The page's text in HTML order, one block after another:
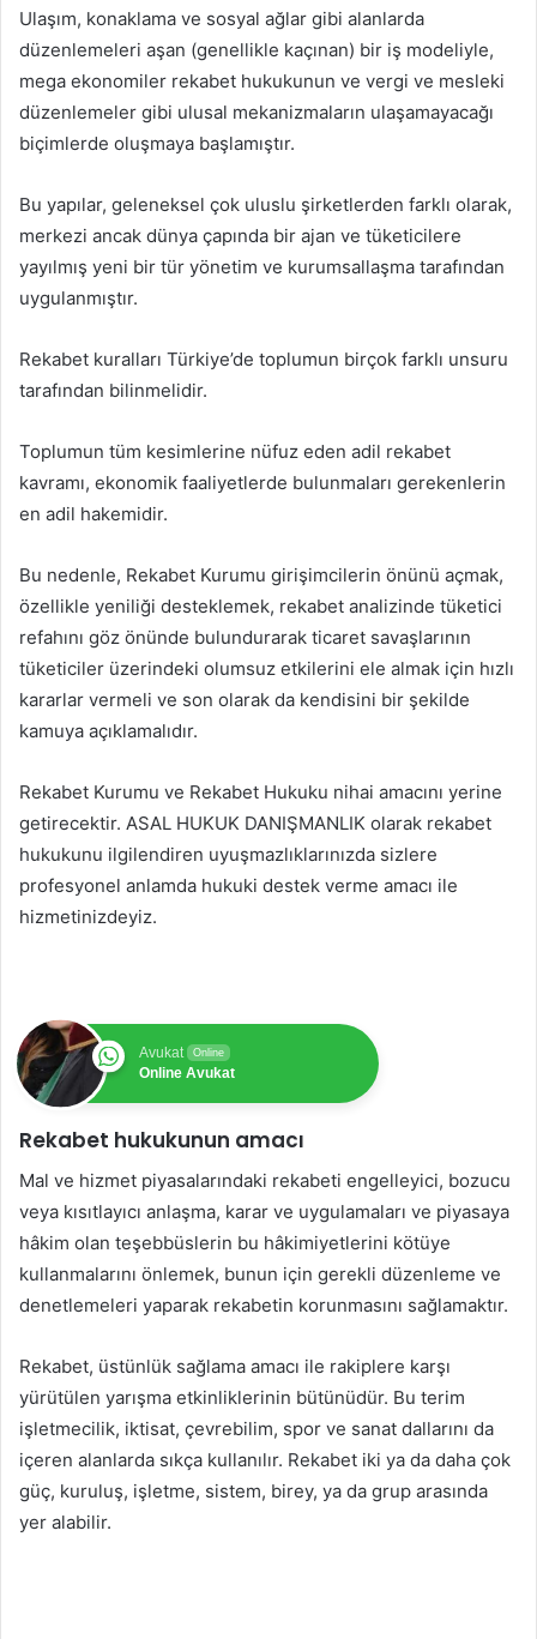
Ulaşım, konaklama ve sosyal ağlar gibi alanlarda
düzenlemeleri aşan (genellikle kaçınan) bir iş modeliyle,
mega ekonomiler rekabet hukukunun ve vergi ve mesleki
düzenlemeler gibi ulusal mekanizmaların ulaşamayacağı
biçimlerde oluşmaya başlamıştır.
Bu yapılar, geleneksel çok uluslu şirketlerden farklı olarak,
merkezi ancak dünya çapında bir ajan ve tüketicilere
yayılmış yeni bir tür yönetim ve kurumsallaşma tarafından
uygulanmıştır.
Rekabet kuralları Türkiye’de toplumun birçok farklı unsuru
tarafından bilinmelidir.
Toplumun tüm kesimlerine nüfuz eden adil rekabet
kavramı, ekonomik faaliyetlerde bulunmaları gerekenlerin
en adil hakemidir.
Bu nedenle, Rekabet Kurumu girişimcilerin önünü açmak,
özellikle yeniliği desteklemek, rekabet analizinde tüketici
refahını göz önünde bulundurarak ticaret savaşlarının
tüketiciler üzerindeki olumsuz etkilerini ele almak için hızlı
kararlar vermeli ve son olarak da kendisini bir şekilde
kamuya açıklamalıdır.
Rekabet Kurumu ve Rekabet Hukuku nihai amacını yerine
getirecektir. ASAL HUKUK DANIŞMANLIK olarak rekabet
hukukunu ilgilendiren uyuşmazlıklarınızda sizlere
profesyonel anlamda hukuki destek verme amacı ile
hizmetinizdeyiz.
Avukat Online
Online Avukat
Rekabet hukukunun amacı
Mal ve hizmet piyasalarındaki rekabeti engelleyici, bozucu
veya kısıtlayıcı anlaşma, karar ve uygulamaları ve piyasaya
hâkim olan teşebbüslerin bu hâkimiyetlerini kötüye
kullanmalarını önlemek, bunun için gerekli düzenleme ve
denetlemeleri yaparak rekabetin korunmasını sağlamaktır.
Rekabet, üstünlük sağlama amacı ile rakiplere karşı
yürütülen yarışma etkinliklerinin bütünüdür. Bu terim
işletmecilik, iktisat, çevrebilim, spor ve sanat dallarını da
içeren alanlarda sıkça kullanılır. Rekabet iki ya da daha çok
güç, kuruluş, işletme, sistem, birey, ya da grup arasında
yer alabilir.